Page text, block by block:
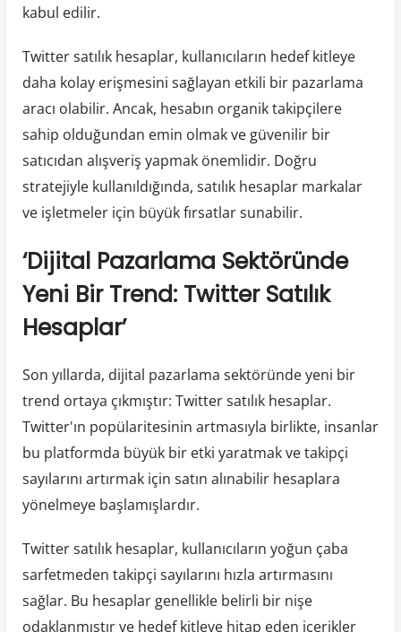
kabul edilir.
Twitter satılık hesaplar, kullanıcıların hedef kitleye
daha kolay erişmesini sağlayan etkili bir pazarlama
aracı olabilir. Ancak, hesabın organik takipçilere
sahip olduğundan emin olmak ve güvenilir bir
satıcıdan alışveriş yapmak önemlidir. Doğru
stratejiyle kullanıldığında, satılık hesaplar markalar
ve işletmeler için büyük fırsatlar sunabilir.
‘Dijital Pazarlama Sektöründe
Yeni Bir Trend: Twitter Satılık
Hesaplar’
Son yıllarda, dijital pazarlama sektöründe yeni bir
trend ortaya çıkmıştır: Twitter satılık hesaplar.
Twitter'ın popülaritesinin artmasıyla birlikte, insanlar
bu platformda büyük bir etki yaratmak ve takipçi
sayılarını artırmak için satın alınabilir hesaplara
yönelmeye başlamışlardır.
Twitter satılık hesaplar, kullanıcıların yoğun çaba
sarfetmeden takipçi sayılarını hızla artırmasını
sağlar. Bu hesaplar genellikle belirli bir nişe
odaklanmıştır ve hedef kitleye hitap eden içerikler